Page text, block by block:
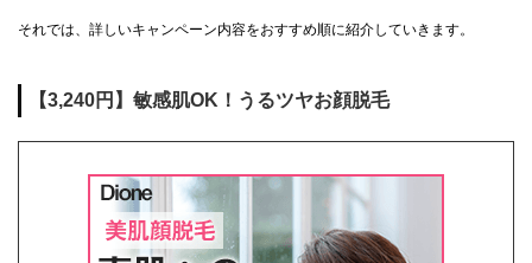
それでは、詳しいキャンペーン内容をおすすめ順に紹介していきます。
【3,240円】敏感肌OK！うるツヤお顔脱毛